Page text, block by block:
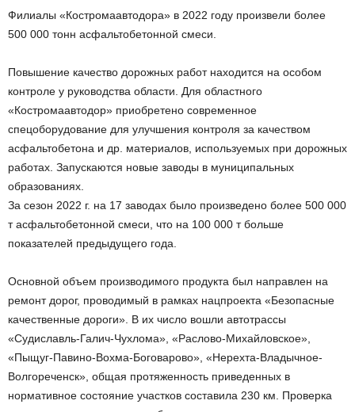
Филиалы «Костромаавтодора» в 2022 году произвели более
500 000 тонн асфальтобетонной смеси.
Повышение качество дорожных работ находится на особом
контроле у руководства области. Для областного
«Костромаавтодор» приобретено современное
спецоборудование для улучшения контроля за качеством
асфальтобетона и др. материалов, используемых при дорожных
работах. Запускаются новые заводы в муниципальных
образованиях.
За сезон 2022 г. на 17 заводах было произведено более 500 000
т асфальтобетонной смеси, что на 100 000 т больше
показателей предыдущего года.
Основной объем производимого продукта был направлен на
ремонт дорог, проводимый в рамках нацпроекта «Безопасные
качественные дороги». В их число вошли автотрассы
«Судиславль-Галич-Чухлома», «Раслово-Михайловское»,
«Пыщуг-Павино-Вохма-Боговарово», «Нерехта-Владычное-
Волгореченск», общая протяженность приведенных в
нормативное состояние участков составила 230 км. Проверка